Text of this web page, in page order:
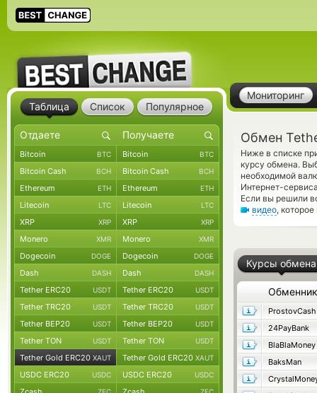
Мониторинг
Обмен
Ниже в списке
курсу обмена.
необходимой
Интернет-
Если вы решили
видео,
Курсы обмена
Обменник
ProstovCash
24PayBank
BlaBlaMoney
BaksMan
Таблица Список Популярное
Bitcoin BTC Bitcoin BTC
Bitcoin Cash BCH Bitcoin Cash BCH
Ethereum ETH Ethereum ETH
Litecoin LTC Litecoin LTC
XRP XRP XRP XRP
Monero XMR Monero XMR
Dogecoin DOGE Dogecoin DOGE
Dash DASH Dash DASH
Tether ERC20 USDT Tether ERC20 USDT
Tether TRC20 USDT Tether TRC20 USDT
Tether BEP20 USDT Tether BEP20 USDT
Tether TON USDT Tether TON USDT
Tether Gold ERC20 XAUT Tether Gold ERC20 XAUT
USDC ERC20 USDC USDC ERC20 USDC